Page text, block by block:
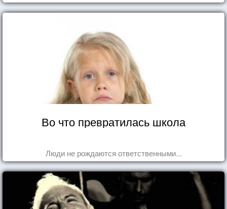
Во что превратилась школа
Люди не рождаются ответственными...